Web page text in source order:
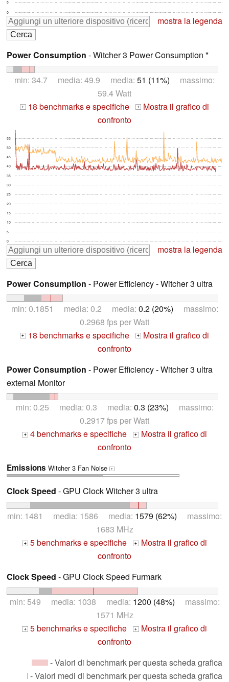
0
5
mostra la legenda
Power Consumption - Witcher 3 Power Consumption *
min: 34.7 media: 49.9 media: 51 (11%) massimo:
59.4 Watt
+ 18 benchmarks e specifiche +
Mostra il grafico di
confronto
0
5
10
15
20
25
30
35
40
45
50
55
mostra la legenda
Power Consumption - Power Efficiency - Witcher 3 ultra
min: 0.1851 media: 0.2 media: 0.2 (20%) massimo:
0.2968 fps per Watt
+ 18 benchmarks e specifiche +
Mostra il grafico di
confronto
Power Consumption - Power Efficiency - Witcher 3 ultra
external Monitor
min: 0.25 media: 0.3 media: 0.3 (23%) massimo:
0.2917 fps per Watt
+ 4 benchmarks e specifiche + Mostra il grafico di
confronto
Emissions Witcher 3 Fan Noise +
Clock Speed - GPU Clock Witcher 3 ultra
min: 1481 media: 1586 media: 1579 (62%) massimo:
1683 MHz
+ 5 benchmarks e specifiche + Mostra il grafico di
confronto
Clock Speed - GPU Clock Speed Furmark
min: 549 media: 1038 media: 1200 (48%) massimo:
1571 MHz
+ 5 benchmarks e specifiche + Mostra il grafico di
confronto
- Valori di benchmark per questa scheda grafica
- Valori medi di benchmark per questa scheda grafica